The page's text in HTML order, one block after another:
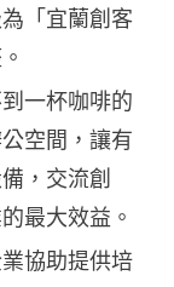
「宜蘭創客
一杯咖啡的
空間，讓有
，交流創
最大效益。
協助提供培